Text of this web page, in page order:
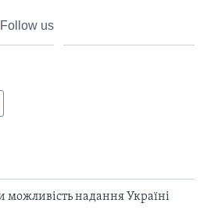
Follow us
надання Україні